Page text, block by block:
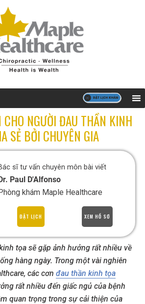
NGƯỜI ĐAU THẦN KINH
SẺ BỞI CHUYÊN GIA
sĩ tư vấn chuyên môn bài viết
Paul D'Alfonso
khám Maple Healthcare
ĐẶT LỊCH XEM HỒ SƠ
tọa sẽ gặp ảnh hưởng rất nhiều về
hàng ngày. Trong một vài nghiên
các cơn đau thần kinh tọa
rất nhiều đến giấc ngủ của bệnh
quan trọng trong sự cải thiện của